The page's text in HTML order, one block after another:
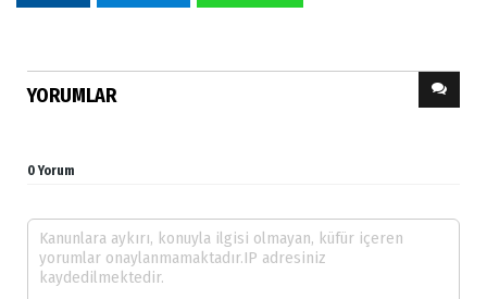
YORUMLAR
0 Yorum